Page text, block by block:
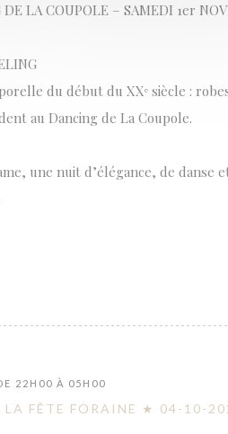
LA COUPOLE – SAMEDI 1er
du début du XXᵉ siècle :
au Dancing de La Coupole.
une nuit d’élégance, de danse
22H00 À 05H00
FÊTE FORAINE ★ 04-10-